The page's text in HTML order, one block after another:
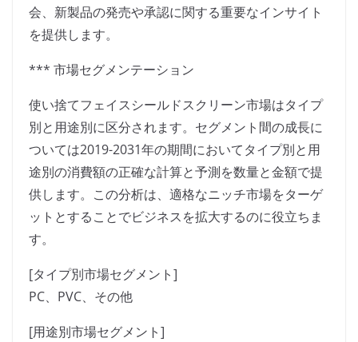
会、新製品の発売や承認に関する重要なインサイト
を提供します。
*** 市場セグメンテーション
使い捨てフェイスシールドスクリーン市場はタイプ
別と用途別に区分されます。セグメント間の成長に
ついては2019-2031年の期間においてタイプ別と用
途別の消費額の正確な計算と予測を数量と金額で提
供します。この分析は、適格なニッチ市場をターゲ
ットとすることでビジネスを拡大するのに役立ちま
す。
[タイプ別市場セグメント]
PC、PVC、その他
[用途別市場セグメント]